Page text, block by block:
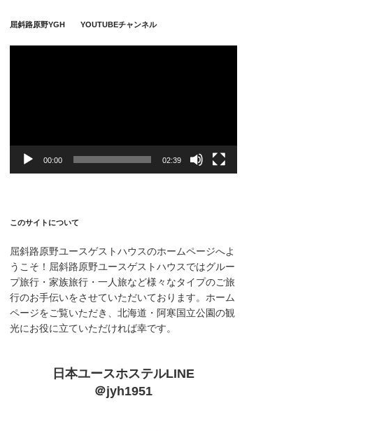
屈斜路原野YGH YOUTUBEチャンネル
ー
00:00 02:39
このサイトについて
屈斜路原野ユースゲストハウスのホームページへよ
うこそ！屈斜路原野ユースゲストハウスではグルー
プ旅行・家族旅行・一人旅など様々なタイプのご旅
行のお手伝いをさせていただいております。ホーム
ページをご覧いただき、北海道・阿寒国立公園の観
光にお役に立ていただければ幸です。
日本ユースホステルLINE
＠jyh1951